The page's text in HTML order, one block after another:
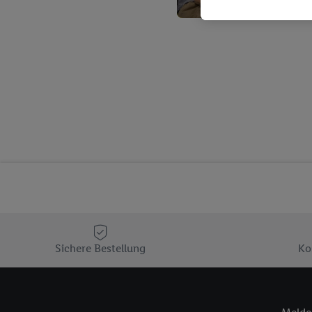
Sichere Bestellung
Kaufverhalten in den
genauen
Hierzu wird von uns
Adresse in
den Lidl-Diensten
Wenn das der Fall ist,
Kundenkonto-
Insbesondere können